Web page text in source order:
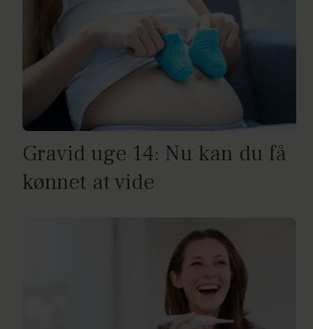
Gravid uge 14: Nu kan du få
kønnet at vide